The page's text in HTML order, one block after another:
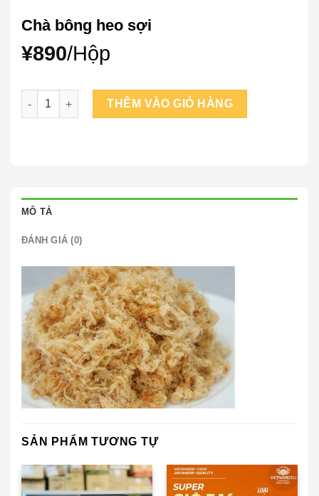
Chà bông heo sợi
¥890/Hộp
Chà bông heo sợi số lượng
THÊM VÀO GIỎ HÀNG
MÔ TẢ
ĐÁNH GIÁ (0)
SẢN PHẨM TƯƠNG TỰ